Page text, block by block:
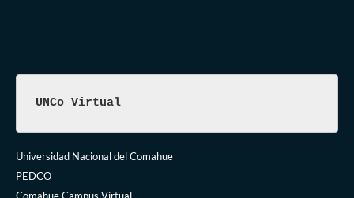
UNCo Virtual
Universidad Nacional del Comahue
PEDCO